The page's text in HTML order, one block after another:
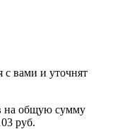
с вами и уточнят
на общую сумму
руб.